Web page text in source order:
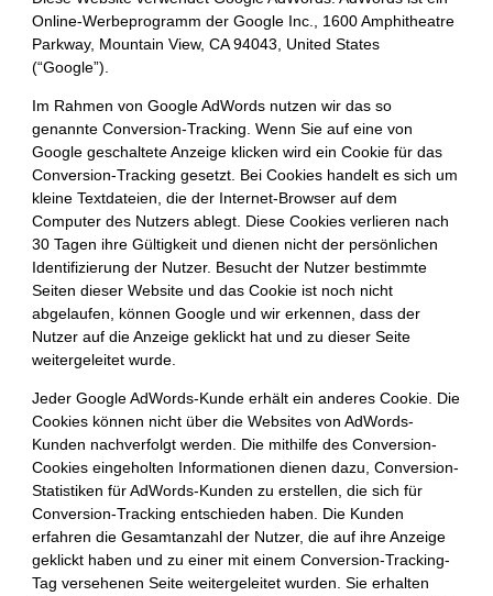
Online-Werbeprogramm der Google Inc., 1600 Amphitheatre
Parkway, Mountain View, CA 94043, United States
(“Google”).
Im Rahmen von Google AdWords nutzen wir das so
genannte Conversion-Tracking. Wenn Sie auf eine von
Google geschaltete Anzeige klicken wird ein Cookie für das
Conversion-Tracking gesetzt. Bei Cookies handelt es sich um
kleine Textdateien, die der Internet-Browser auf dem
Computer des Nutzers ablegt. Diese Cookies verlieren nach
30 Tagen ihre Gültigkeit und dienen nicht der persönlichen
Identifizierung der Nutzer. Besucht der Nutzer bestimmte
Seiten dieser Website und das Cookie ist noch nicht
abgelaufen, können Google und wir erkennen, dass der
Nutzer auf die Anzeige geklickt hat und zu dieser Seite
weitergeleitet wurde.
Jeder Google AdWords-Kunde erhält ein anderes Cookie. Die
Cookies können nicht über die Websites von AdWords-
Kunden nachverfolgt werden. Die mithilfe des Conversion-
Cookies eingeholten Informationen dienen dazu, Conversion-
Statistiken für AdWords-Kunden zu erstellen, die sich für
Conversion-Tracking entschieden haben. Die Kunden
erfahren die Gesamtanzahl der Nutzer, die auf ihre Anzeige
geklickt haben und zu einer mit einem Conversion-Tracking-
Tag versehenen Seite weitergeleitet wurden. Sie erhalten